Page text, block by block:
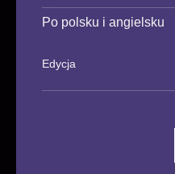
Po polsku i angielsku
Edycja